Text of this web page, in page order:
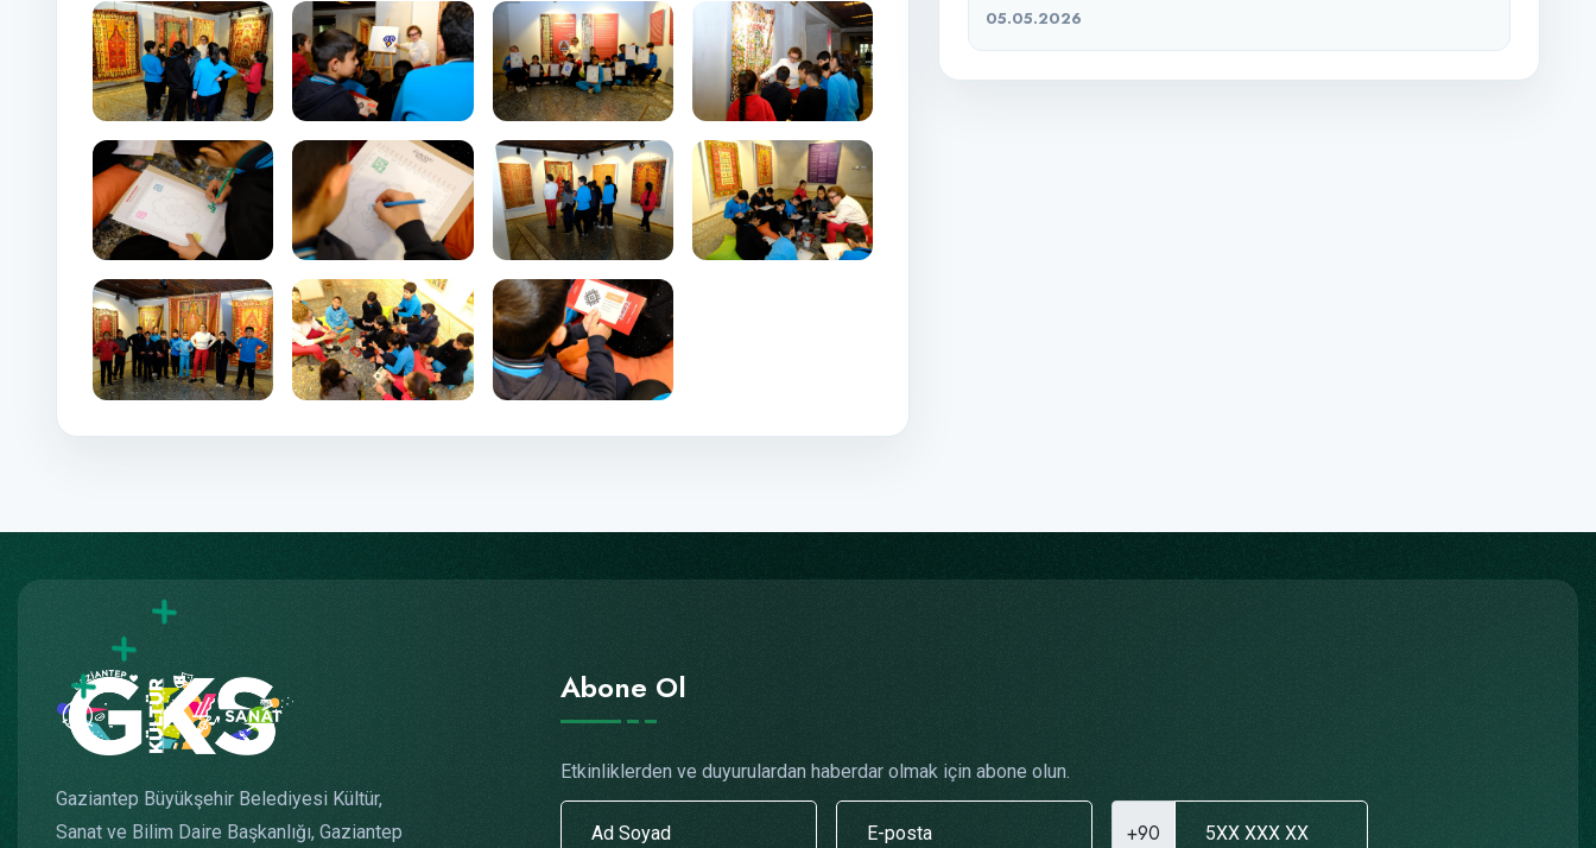
05.05.2026
Gaziantep Büyükşehir Belediyesi Kültür,
Sanat ve Bilim Daire Başkanlığı, Gaziantep
Abone Ol
Etkinliklerden ve duyurulardan haberdar olmak için abone olun.
+90